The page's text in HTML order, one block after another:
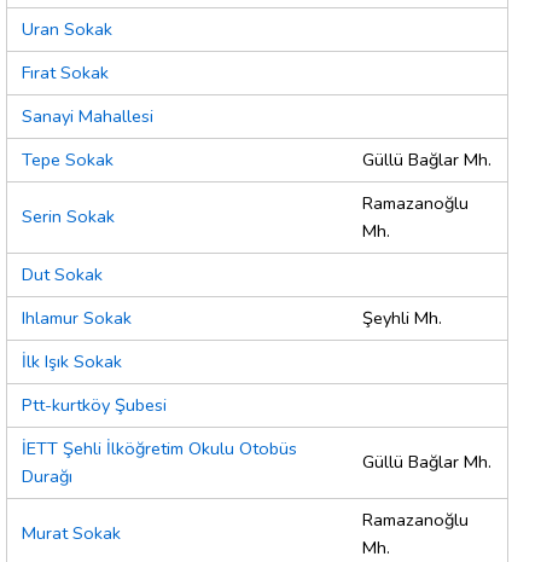
Uran Sokak
Fırat Sokak
Sanayi Mahallesi
Tepe Sokak
Güllü Bağlar Mh.
Serin Sokak
Ramazanoğlu
Mh.
Dut Sokak
Ihlamur Sokak
Şeyhli Mh.
İlk Işık Sokak
Ptt-kurtköy Şubesi
İETT Şehli İlköğretim Okulu Otobüs
Durağı
Güllü Bağlar Mh.
Murat Sokak
Ramazanoğlu
Mh.